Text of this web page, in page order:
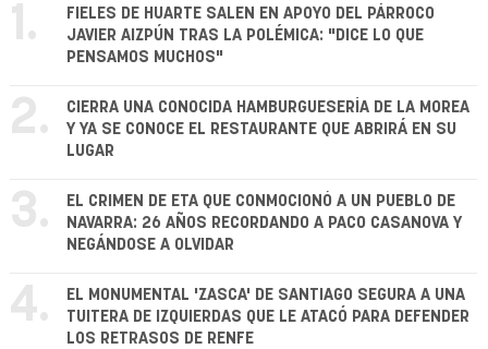
1.
FIELES DE HUARTE SALEN EN APOYO DEL PÁRROCO
JAVIER AIZPÚN TRAS LA POLÉMICA: "DICE LO QUE
PENSAMOS MUCHOS"
2.
CIERRA UNA CONOCIDA HAMBURGUESERÍA DE LA MOREA
Y YA SE CONOCE EL RESTAURANTE QUE ABRIRÁ EN SU
LUGAR
3.
EL CRIMEN DE ETA QUE CONMOCIONÓ A UN PUEBLO DE
NAVARRA: 26 AÑOS RECORDANDO A PACO CASANOVA Y
NEGÁNDOSE A OLVIDAR
4.
EL MONUMENTAL 'ZASCA' DE SANTIAGO SEGURA A UNA
TUITERA DE IZQUIERDAS QUE LE ATACÓ PARA DEFENDER
LOS RETRASOS DE RENFE